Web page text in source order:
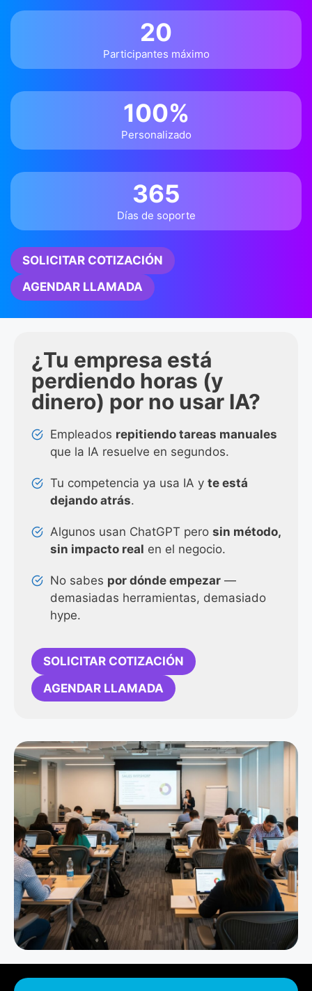
20
Participantes máximo
100%
Personalizado
365
Días de soporte
SOLICITAR COTIZACIÓN
AGENDAR LLAMADA
¿Tu empresa está
perdiendo horas (y
dinero) por no usar IA?
Empleados repitiendo tareas manuales
que la IA resuelve en segundos.
Tu competencia ya usa IA y te está
dejando atrás.
Algunos usan ChatGPT pero sin método,
sin impacto real en el negocio.
No sabes por dónde empezar —
demasiadas herramientas, demasiado
hype.
SOLICITAR COTIZACIÓN
AGENDAR LLAMADA